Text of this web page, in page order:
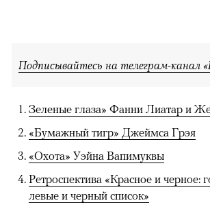
Подписывайтесь на телеграм-канал
Зеленые глаза» Фанни Лиатар и
«Бумажный тигр» Джеймса Грэя
«Охота» Уэйна Вапимуквы
Ретроспектива «Красное и черное:
левые и черный список»